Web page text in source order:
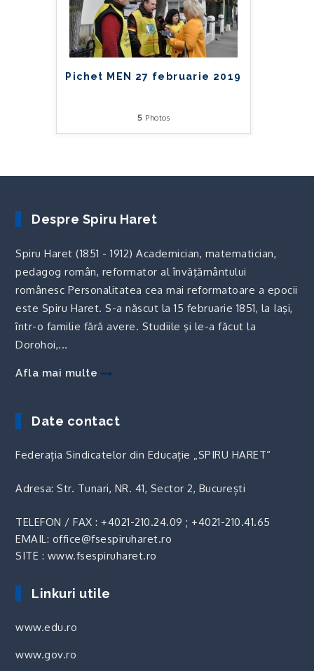
Pichet MEN 27 februarie 2019
5 Photos
Despre Spiru Haret
Spiru Haret (1851 - 1912) Academician, matematician,
pedagog român, reformator al învăţământului
românesc Personalitatea cea mai reformatoare a epocii
este Spiru Haret. S-a născut la 15 februarie 1851, la Iaşi,
într-o familie fără avere. Studiile şi le-a făcut la
Dorohoi,...
Afla mai multe
Date contact
Federația Sindicatelor din Educație „SPIRU HARET“
Adresa: Str. Tunari, NR. 41, Sector 2, București
TELEFON / FAX :+4021-210.24.09 ;+4021-210.41.65
EMAIL: office@fsespiruharet.ro
SITE : www.fsespiruharet.ro
Linkuri utile
www.edu.ro
www.gov.ro